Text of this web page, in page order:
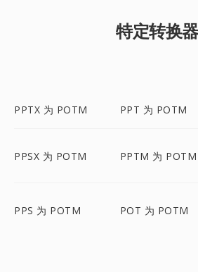
特定转换器
PPTX 为 POTM PPT 为 POTM
PPSX 为 POTM PPTM 为 POTM
PPS 为 POTM POT 为 POTM